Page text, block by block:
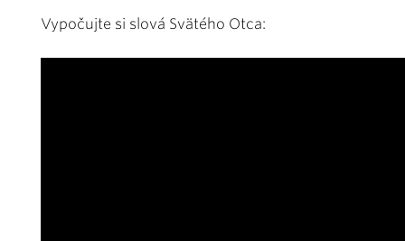
Vypočujte si slová Svätého Otca: